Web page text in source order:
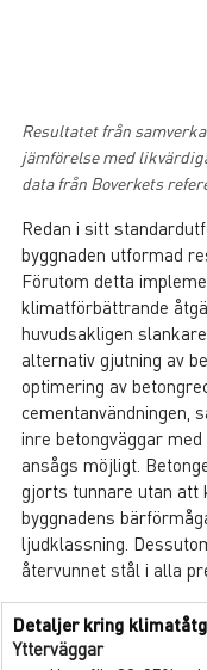
Resultatet från
jämförelse med
data från Boverkets
Redan i sitt
byggnaden utformad
Förutom detta
klimatförbättrande
huvudsakligen
alternativ gjutning av
optimering av
cementanvändningen,
inre betongväggar
ansågs möjligt.
gjorts tunnare utan att
byggnadens
ljudklassning.
återvunnet stål i alla
Detaljer kring
Ytterväggar